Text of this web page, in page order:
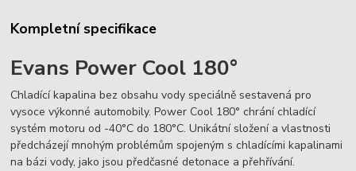
Kompletní specifikace
Evans Power Cool 180°
Chladící kapalina bez obsahu vody speciálně sestavená pro
vysoce výkonné automobily. Power Cool 180° chrání chladící
systém motoru od -40°C do 180°C. Unikátní složení a vlastnosti
předcházejí mnohým problémům spojeným s chladícími kapalinami
na bázi vody, jako jsou předčasné detonace a přehřívání.